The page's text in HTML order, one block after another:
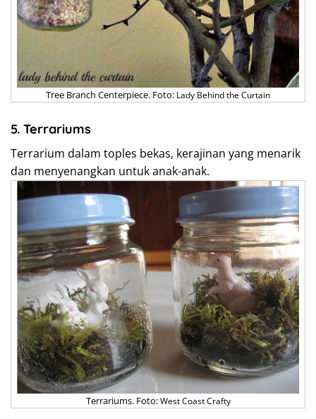
Tree Branch Centerpiece. Foto: Lady Behind the Curtain
5. Terrariums
Terrarium dalam toples bekas, kerajinan yang menarik
dan menyenangkan untuk anak-anak.
Terrariums. Foto:West Coast Crafty